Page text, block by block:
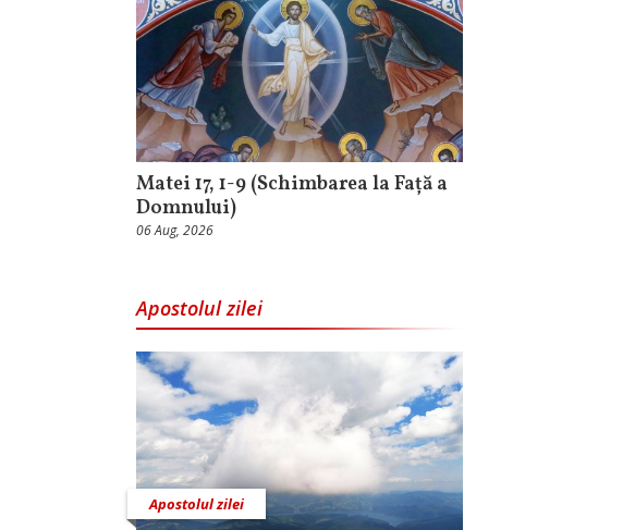
Matei 17, 1-9 (Schimbarea la Față a
Domnului)
06 Aug, 2026
Apostolul zilei
Apostolul zilei